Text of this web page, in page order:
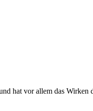
hat vor allem das Wirken